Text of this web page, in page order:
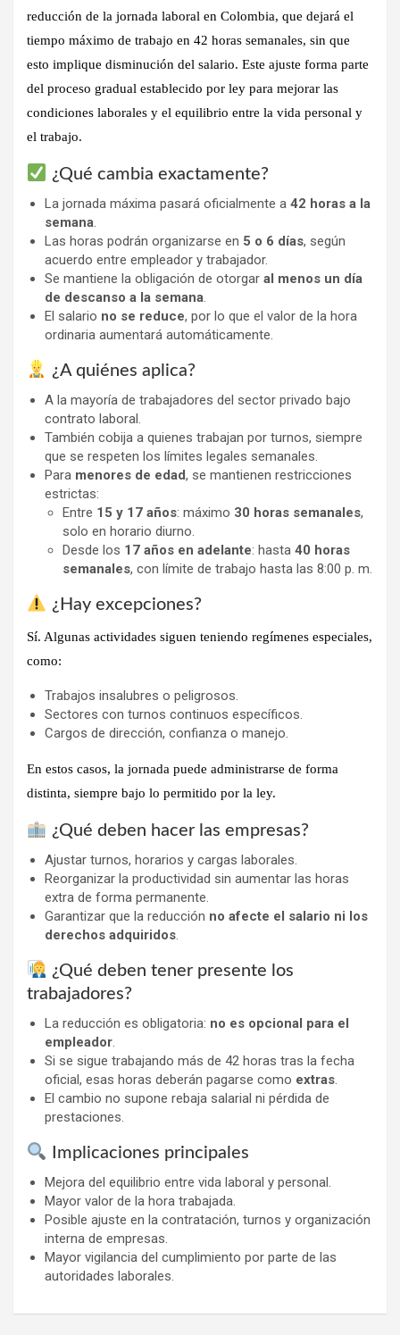
reducción de la jornada laboral en Colombia, que dejará el
tiempo máximo de trabajo en 42 horas semanales, sin que
esto implique disminución del salario. Este ajuste forma parte
del proceso gradual establecido por ley para mejorar las
condiciones laborales y el equilibrio entre la vida personal y
el trabajo.
¿Qué cambia exactamente?
La jornada máxima pasará oficialmente a 42 horas a la
semana.
Las horas podrán organizarse en 5 o 6 días, según
acuerdo entre empleador y trabajador.
Se mantiene la obligación de otorgar al menos un día
de descanso a la semana.
El salario no se reduce, por lo que el valor de la hora
ordinaria aumentará automáticamente.
¿A quiénes aplica?
A la mayoría de trabajadores del sector privado bajo
contrato laboral.
También cobija a quienes trabajan por turnos, siempre
que se respeten los límites legales semanales.
Para menores de edad, se mantienen restricciones
estrictas:
Entre 15 y 17 años: máximo 30 horas semanales,
solo en horario diurno.
Desde los 17 años en adelante: hasta 40 horas
semanales, con límite de trabajo hasta las 8:00 p. m.
¿Hay excepciones?
Sí. Algunas actividades siguen teniendo regímenes especiales,
como:
Trabajos insalubres o peligrosos.
Sectores con turnos continuos específicos.
Cargos de dirección, confianza o manejo.
En estos casos, la jornada puede administrarse de forma
distinta, siempre bajo lo permitido por la ley.
¿Qué deben hacer las empresas?
Ajustar turnos, horarios y cargas laborales.
Reorganizar la productividad sin aumentar las horas
extra de forma permanente.
Garantizar que la reducción no afecte el salario ni los
derechos adquiridos.
¿Qué deben tener presente los
trabajadores?
La reducción es obligatoria: no es opcional para el
empleador.
Si se sigue trabajando más de 42 horas tras la fecha
oficial, esas horas deberán pagarse como extras.
El cambio no supone rebaja salarial ni pérdida de
prestaciones.
Implicaciones principales
Mejora del equilibrio entre vida laboral y personal.
Mayor valor de la hora trabajada.
Posible ajuste en la contratación, turnos y organización
interna de empresas.
Mayor vigilancia del cumplimiento por parte de las
autoridades laborales.